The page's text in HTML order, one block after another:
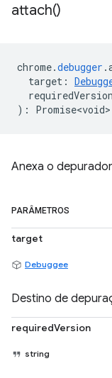
attach()
chrome.debugger .
target :
requiredVersion
) : Promise<void>
Anexa o
PARÂMETROS
target
Debuggee
Destino de
requiredVersion
string